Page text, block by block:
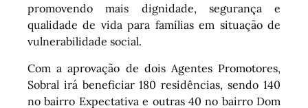
promovendo mais dignidade, segurança e
qualidade de vida para famílias em situação de
vulnerabilidade social.
Com a aprovação de dois Agentes Promotores,
Sobral irá beneficiar 180 residências, sendo 140
no bairro Expectativa e outras 40 no bairro Dom